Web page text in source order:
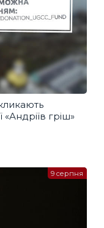
«Андріїв гріш»
9 серпня